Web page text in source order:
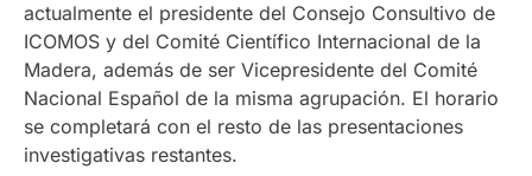
actualmente el presidente del Consejo Consultivo de
ICOMOS y del Comité Científico Internacional de la
Madera, además de ser Vicepresidente del Comité
Nacional Español de la misma agrupación. El horario
se completará con el resto de las presentaciones
investigativas restantes.